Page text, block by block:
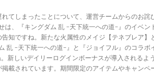
てしまったことについて、運営チームからのお詫
、『キングダム 乱 -天下統一への道-』のイベン
知ですね。新たな火属性のメイジ【テネブレア】
乱 -天下統一への道-』と『ジョイフル』のコラボ
新しいデイリーログインボーナスが導入されるよ
載されています。期間限定のアイテムやキャンペ